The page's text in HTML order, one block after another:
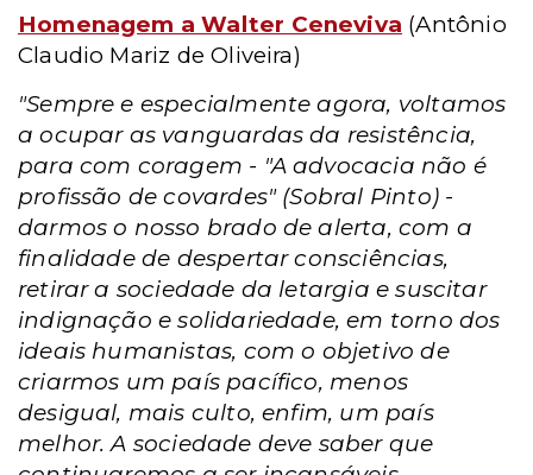
Homenagem a Walter Ceneviva (Antônio
Claudio Mariz de Oliveira)
"Sempre e especialmente agora, voltamos
a ocupar as vanguardas da resistência,
para com coragem - "A advocacia não é
profissão de covardes" (Sobral Pinto) -
darmos o nosso brado de alerta, com a
finalidade de despertar consciências,
retirar a sociedade da letargia e suscitar
indignação e solidariedade, em torno dos
ideais humanistas, com o objetivo de
criarmos um país pacífico, menos
desigual, mais culto, enfim, um país
melhor. A sociedade deve saber que